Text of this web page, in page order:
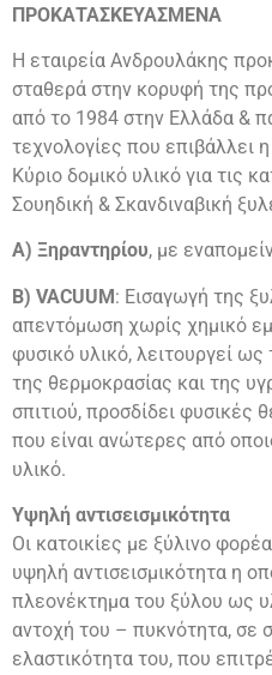
ΠΡΟΚΑΤΑΣΚΕΥΑΣΜΕΝΑ
Η εταιρεία Ανδρουλάκης
σταθερά στην κορυφή της
από το 1984 στην Ελλάδα &
τεχνολογίες που επιβάλλει
Κύριο δομικό υλικό για τις
Σουηδική & Σκανδιναβική
Α) Ξηραντηρίου, με
Β) VACUUM: Εισαγωγή της
απεντόμωση χωρίς χημικό
φυσικό υλικό, λειτουργεί
της θερμοκρασίας και της
σπιτιού, προσδίδει φυσικές
που είναι ανώτερες από
υλικό.
Υψηλή αντισεισμικότητα
Οι κατοικίες με ξύλινο
υψηλή αντισεισμικότητα η
πλεονέκτημα του ξύλου ως
αντοχή του – πυκνότητα, σε
ελαστικότητα του, που